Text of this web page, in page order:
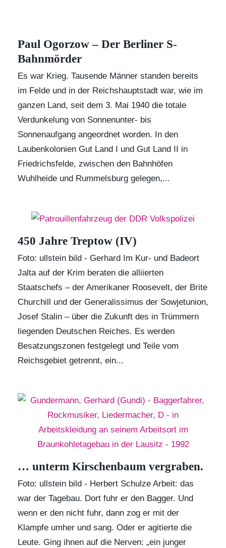
Paul Ogorzow – Der Berliner S-
Bahnmörder
Es war Krieg. Tausende Männer standen bereits
im Felde und in der Reichshauptstadt war, wie im
ganzen Land, seit dem 3. Mai 1940 die totale
Verdunkelung von Sonnenunter- bis
Sonnenaufgang angeordnet worden. In den
Laubenkolonien Gut Land I und Gut Land II in
Friedrichsfelde, zwischen den Bahnhöfen
Wuhlheide und Rummelsburg gelegen,...
450 Jahre Treptow (IV)
Foto: ullstein bild - Gerhard Im Kur- und Badeort
Jalta auf der Krim beraten die alliierten
Staatschefs – der Amerikaner Roosevelt, der Brite
Churchill und der Generalissimus der Sowjetunion,
Josef Stalin – über die Zukunft des in Trümmern
liegenden Deutschen Reiches. Es werden
Besatzungszonen festgelegt und Teile vom
Reichsgebiet getrennt, ein...
… unterm Kirschenbaum vergraben.
Foto: ullstein bild - Herbert Schulze Arbeit: das
war der Tagebau. Dort fuhr er den Bagger. Und
wenn er den nicht fuhr, dann zog er mit der
Klampfe umher und sang. Oder er agitierte die
Leute. Ging ihnen auf die Nerven: „ein junger